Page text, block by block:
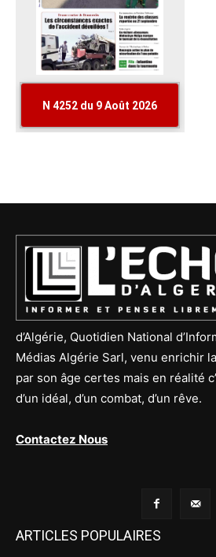
d’Algérie, Quotidien National
Médias Algérie Sarl, venu enrichir
par son âge certes mais en réalité
d’un idéal, d’un combat, d’un rêve.
Contactez Nous
ARTICLES POPULAIRES